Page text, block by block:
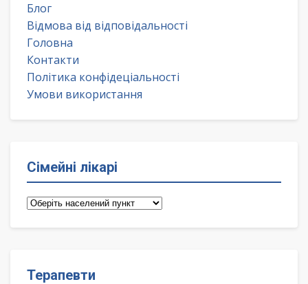
Блог
Відмова від відповідальності
Головна
Контакти
Політика конфідеціальності
Умови використання
Сімейні лікарі
Сімейні
Терапевти